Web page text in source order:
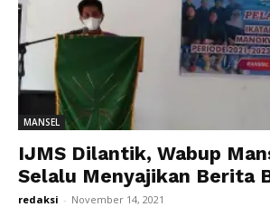
MANSEL
IJMS Dilantik, Wabup
Selalu Menyajikan Berita
redaksi - November 14, 2021